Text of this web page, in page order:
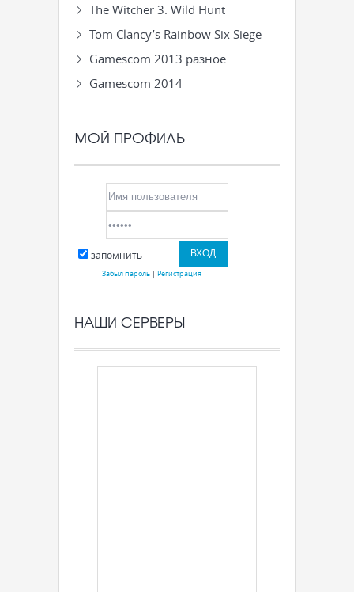
The Witcher 3: Wild Hunt
Tom Clancy’s Rainbow Six Siege
Gamescom 2013 разное
Gamescom 2014
МОЙ ПРОФИЛЬ
запомнить
Забыл пароль| Регистрация
НАШИ СЕРВЕРЫ